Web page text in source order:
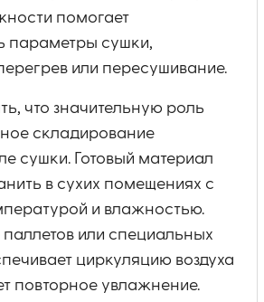
помогает
параметры сушки,
или пересушивание.
что значительную роль
складирование
сушки. Готовый материал
в сухих помещениях с
и влажностью.
или специальных
циркуляцию воздуха
повторное увлажнение.